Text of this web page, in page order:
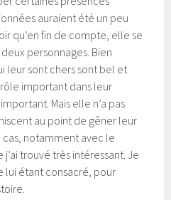
auraient été un peu
qu’en fin de compte, elle se
personnages. Bien
leur sont chers sont bel et
important dans leur
Mais elle n’a pas
au point de gêner leur
notamment avec le
trouvé très intéressant. Je
lui étant consacré, pour